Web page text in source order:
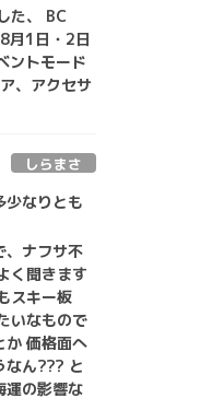
た、 BC
月1日・2日
ントモード
、アクセサ
しらまさ
少なりとも
、ナフサ不
く聞きます
スキー板
いなもので
か 価格面へ
なん??? と
運の影響な